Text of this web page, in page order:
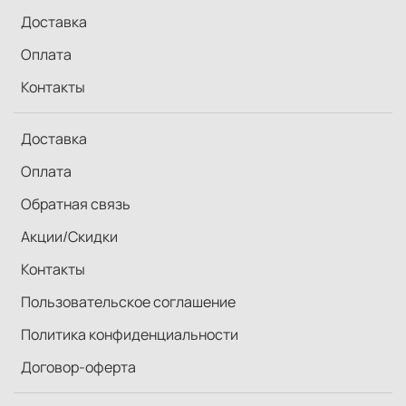
Связаться с нами
Доставка
Оплата
Контакты
Доставка
Оплата
Обратная связь
Акции/Скидки
Контакты
Пользовательское соглашение
Политика конфиденциальности
Договор-оферта